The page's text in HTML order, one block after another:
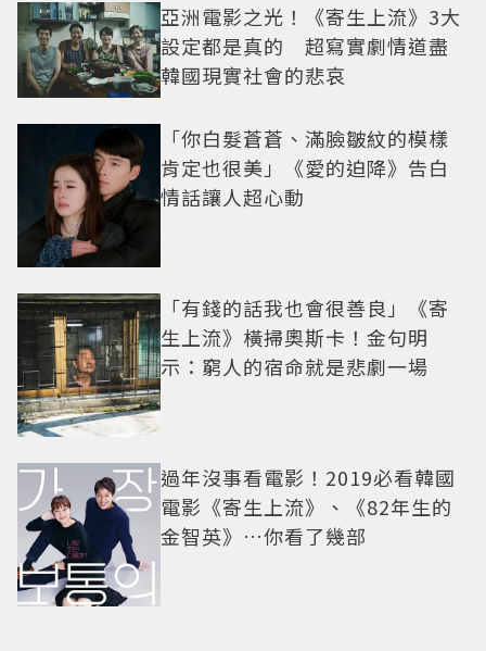
亞洲電影之光！《寄生上流》3大
設定都是真的 超寫實劇情道盡
韓國現實社會的悲哀
「你白髮蒼蒼、滿臉皺紋的模樣
肯定也很美」《愛的迫降》告白
情話讓人超心動
「有錢的話我也會很善良」《寄
生上流》橫掃奧斯卡！金句明
示：窮人的宿命就是悲劇一場
過年沒事看電影！2019必看韓國
電影《寄生上流》、《82年生的
金智英》…你看了幾部